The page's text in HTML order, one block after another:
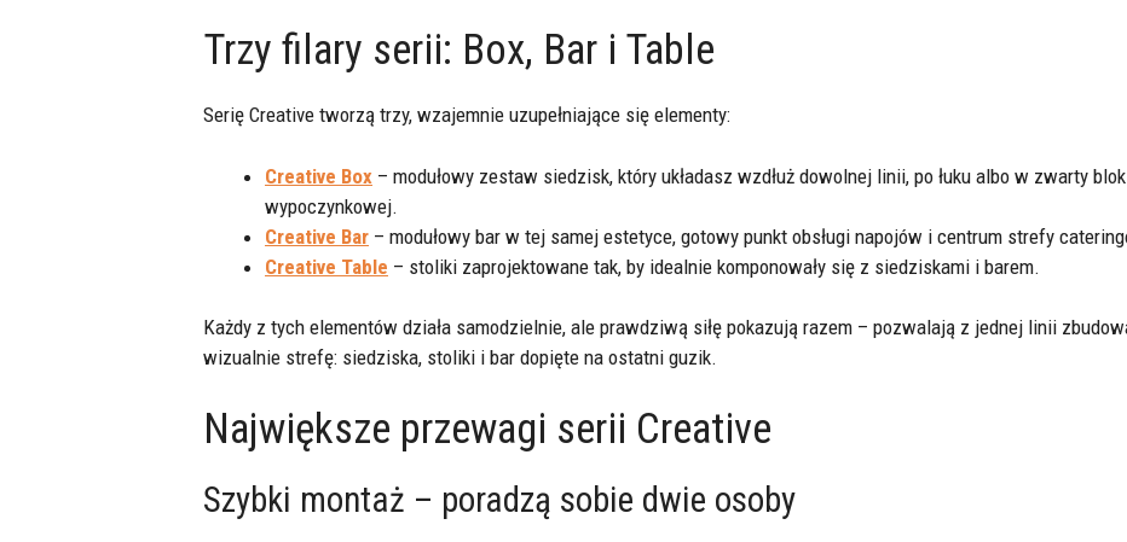
Trzy filary serii: Box, Bar i Table
Serię Creative tworzą trzy, wzajemnie uzupełniające się elementy:
Creative Box – modułowy zestaw siedzisk, który układasz wzdłuż dowolnej linii, po łuku albo w zwarty
wypoczynkowej.
Creative Bar – modułowy bar w tej samej estetyce, gotowy punkt obsługi napojów i centrum strefy
Creative Table – stoliki zaprojektowane tak, by idealnie komponowały się z siedziskami i barem.
Każdy z tych elementów działa samodzielnie, ale prawdziwą siłę pokazują razem – pozwalają z jednej linii
wizualnie strefę: siedziska, stoliki i bar dopięte na ostatni guzik.
Największe przewagi serii Creative
Szybki montaż – poradzą sobie dwie osoby